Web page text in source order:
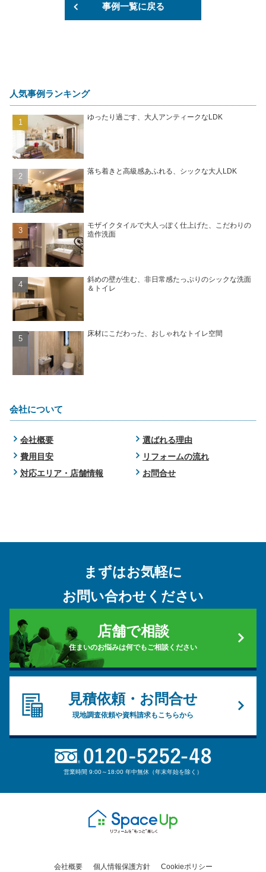
事例一覧に戻る
人気事例ランキング
ゆったり過ごす、大人アンティークなLDK
落ち着きと高級感あふれる、シックな大人LDK
モザイクタイルで大人っぽく仕上げた、こだわりの
造作洗面
斜めの壁が生む、非日常感たっぷりのシックな洗面
＆トイレ
床材にこだわった、おしゃれなトイレ空間
会社について
会社概要
選ばれる理由
費用目安
リフォームの流れ
対応エリア・店舗情報
お問合せ
まずはお気軽に
お問い合わせください
店舗で相談
住まいのお悩みは何でもご相談ください
見積依頼・お問合せ
現地調査依頼や資料請求もこちらから
営業時間 9:00～18:00 年中無休（年末年始を除く）
会社概要 個人情報保護方針 Cookieポリシー